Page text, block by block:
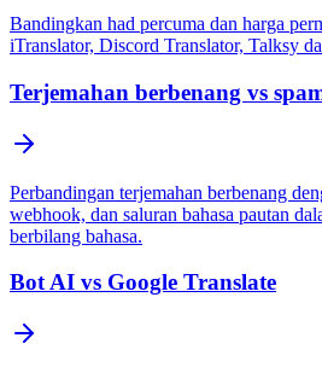
Bandingkan had percuma dan harga
iTranslator, Discord Translator, Talksy
Terjemahan berbenang vs
Perbandingan terjemahan berbenang
webhook, dan saluran bahasa pautan
berbilang bahasa.
Bot AI vs Google Translate